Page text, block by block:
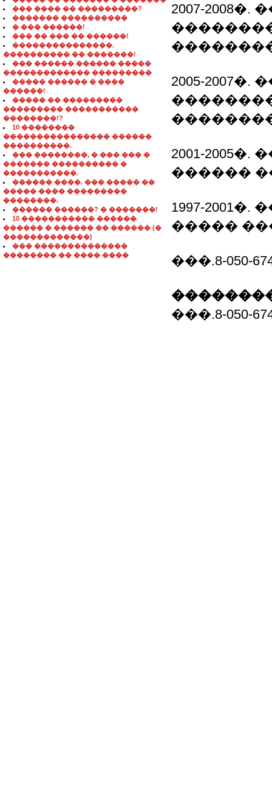
��� ���� �� ���������?
������� ����������
� ��� ������!
��� �� ��� �� ������!
���������������.
���������� �� �������!
��� ������ ������ �����
������������� ���������
����� ������ � ����
������!
����� �� ���������
��������� �����������
��������!?
10 ��������
���������������� ������
����������.
��� ��������, � ��� ��� �
������� ���������� �
�����������.
������ ����. ��� ����� ��
����� ���� ���������
��������.
������ ������? � �������!
10 ����������� ������
������ � ������ �� ������ (�
�������������)
��� ��������������
�������� �� ���� ����
2007-
2005-
2001-
������
1997-
�����
���.8-050-
���.8-050-